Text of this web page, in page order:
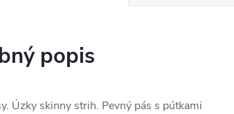
popis
Úzky skinny strih. Pevný pás s pútkami